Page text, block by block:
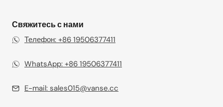
Свяжитесь с нами
Телефон: +86 19506377411
WhatsApp: +86 19506377411‬
E-mail: sales015@vanse.cc